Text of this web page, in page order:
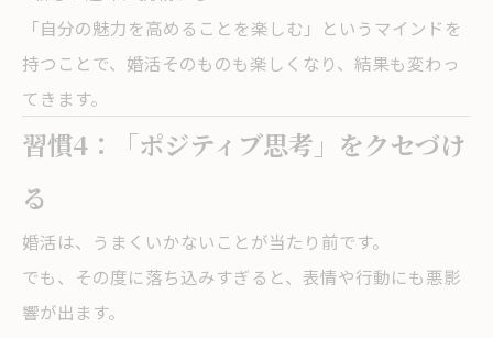
「自分の魅力を高めることを楽しむ」というマインドを
持つことで、婚活そのものも楽しくなり、結果も変わっ
てきます。
習慣4：「ポジティブ思考」をクセづけ
る
婚活は、うまくいかないことが当たり前です。
でも、その度に落ち込みすぎると、表情や行動にも悪影
響が出ます。